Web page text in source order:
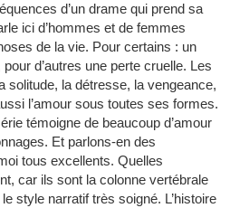
d’un drame qui prend sa
ici d’hommes et de femmes
de la vie. Pour certains : un
d’autres une perte cruelle. Les
solitude, la détresse, la vengeance,
l’amour sous toutes ses formes.
témoigne de beaucoup d’amour
Et parlons-en des
tous excellents. Quelles
car ils sont la colonne vertébrale
style narratif très soigné. L’histoire